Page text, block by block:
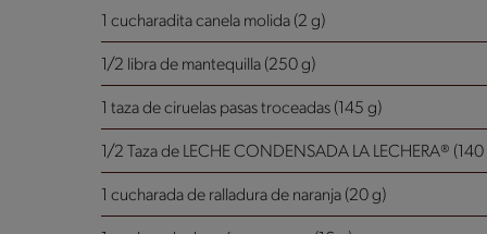
1 cucharadita canela molida (2 g)
1/2 libra de mantequilla (250 g)
1 taza de ciruelas pasas troceadas (145 g)
1/2 Taza de LECHE CONDENSADA LA LECHERA® (140
1 cucharada de ralladura de naranja (20 g)